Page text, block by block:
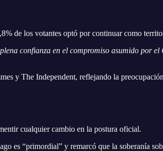
de los votantes optó por continuar como
confianza en el compromiso asumido por
y The Independent, reflejando la
cualquier cambio en la postura oficial.
es “primordial” y remarcó que la soberanía